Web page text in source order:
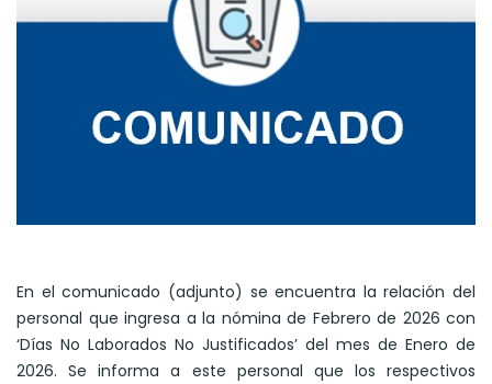
En el comunicado (adjunto) se encuentra la relación del
personal que ingresa a la nómina de Febrero de 2026 con
‘Días No Laborados No Justificados’ del mes de Enero de
2026. Se informa a este personal que los respectivos